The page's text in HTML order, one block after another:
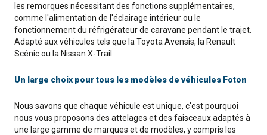
les remorques nécessitant des fonctions supplémentaires,
comme l'alimentation de l'éclairage intérieur ou le
fonctionnement du réfrigérateur de caravane pendant le trajet.
Adapté aux véhicules tels que la Toyota Avensis, la Renault
Scénic ou la Nissan X-Trail.
Un large choix pour tous les modèles de véhicules Foton
Nous savons que chaque véhicule est unique, c'est pourquoi
nous vous proposons des attelages et des faisceaux adaptés à
une large gamme de marques et de modèles, y compris les